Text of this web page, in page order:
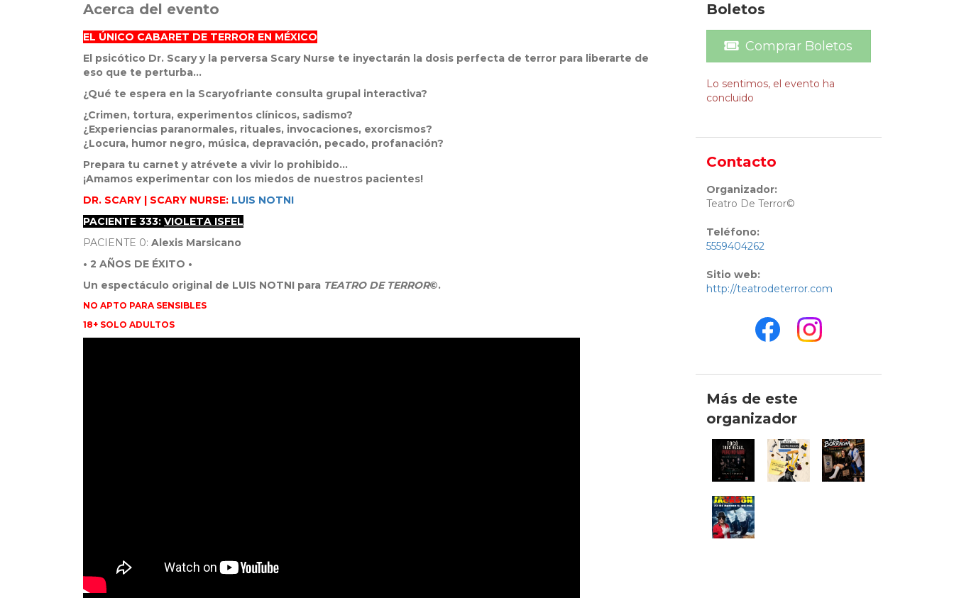
Acerca del evento
EL ÚNICO CABARET DE TERROR EN MÉXICO
El psicótico Dr. Scary y la perversa Scary Nurse te inyectarán la dosis perfecta de terror para liberarte de
eso que te perturba...
¿Qué te espera en la Scaryofriante consulta grupal interactiva?
¿Crimen, tortura, experimentos clínicos, sadismo?
¿Experiencias paranormales, rituales, invocaciones, exorcismos?
¿Locura, humor negro, música, depravación, pecado, profanación?
Prepara tu carnet y atrévete a vivir lo prohibido...
¡Amamos experimentar con los miedos de nuestros pacientes!
DR. SCARY | SCARY NURSE: LUIS NOTNI
PACIENTE 333: VIOLETA ISFEL
PACIENTE 0: Alexis Marsicano
• 2 AÑOS DE ÉXITO •
Un espectáculo original de LUIS NOTNI para TEATRO DE TERROR©.
NO APTO PARA SENSIBLES
18+ SOLO ADULTOS
Boletos
Comprar Boletos
Lo sentimos, el evento ha
concluido
Contacto
Organizador:
Teatro De Terror©
Teléfono:
5559404262
Sitio web:
http://teatrodeterror.com
Más de este
organizador